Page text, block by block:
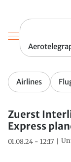
Airlines
Zuerst
Express
01.08.24 - 12:17